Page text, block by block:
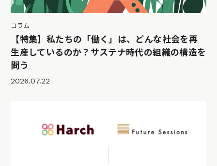
コラム
【特集】私たちの「働く」は、どんな社会を再
生産しているのか？サステナ時代の組織の構造を
問う
2026.07.22